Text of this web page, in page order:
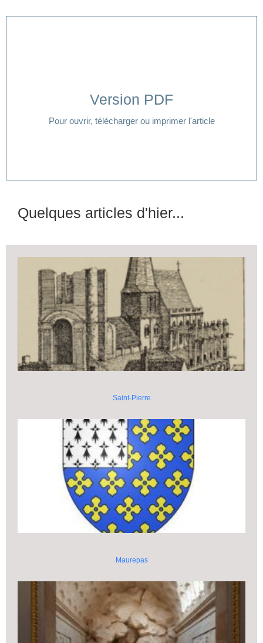
Version PDF
Pour ouvrir, télécharger ou imprimer l'article
Cliquer ici
Quelques articles d'hier...
Saint-Pierre
Maurepas